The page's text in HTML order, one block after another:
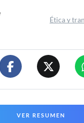
Ética y
VER RESUMEN